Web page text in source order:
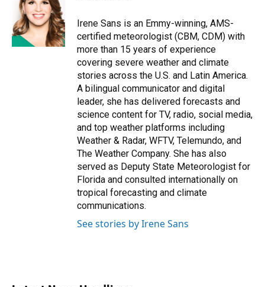
o
k
k
y
d
s
n
r
Irene Sans is an Emmy-winning, AMS-
certified meteorologist (CBM, CDM) with
more than 15 years of experience
covering severe weather and climate
stories across the U.S. and Latin America.
A bilingual communicator and digital
leader, she has delivered forecasts and
science content for TV, radio, social media,
and top weather platforms including
Weather & Radar, WFTV, Telemundo, and
The Weather Company. She has also
served as Deputy State Meteorologist for
Florida and consulted internationally on
tropical forecasting and climate
communications.
See stories by Irene Sans